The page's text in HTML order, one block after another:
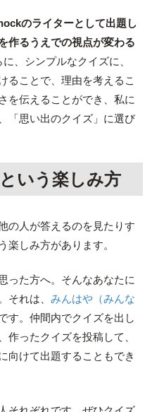
のライターとして出題し
作るうえでの視点が変わる
、シンプルなクイズに、
ることで、理由を考えるこ
を伝えることができ、私に
「思い出のクイズ」に選び
いう楽しみ方
の人が答えるのを見たりす
楽しみ方があります。
った方へ。そんなあなたに
それは、 みんはや（みんな
す。仲間内でクイズを出し
作ったクイズを投稿して、
向けて出題することもでき